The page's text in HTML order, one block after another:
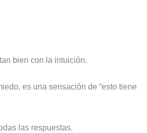
bien con la intuición.
es una sensación de “esto tiene
las respuestas.